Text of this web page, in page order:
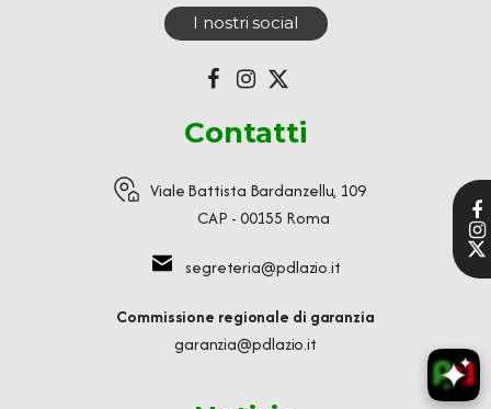
I nostri social
Contatti
Viale Battista Bardanzellu, 109
CAP - 00155 Roma
segreteria@pdlazio.it
Commissione regionale di garanzia
garanzia@pdlazio.it